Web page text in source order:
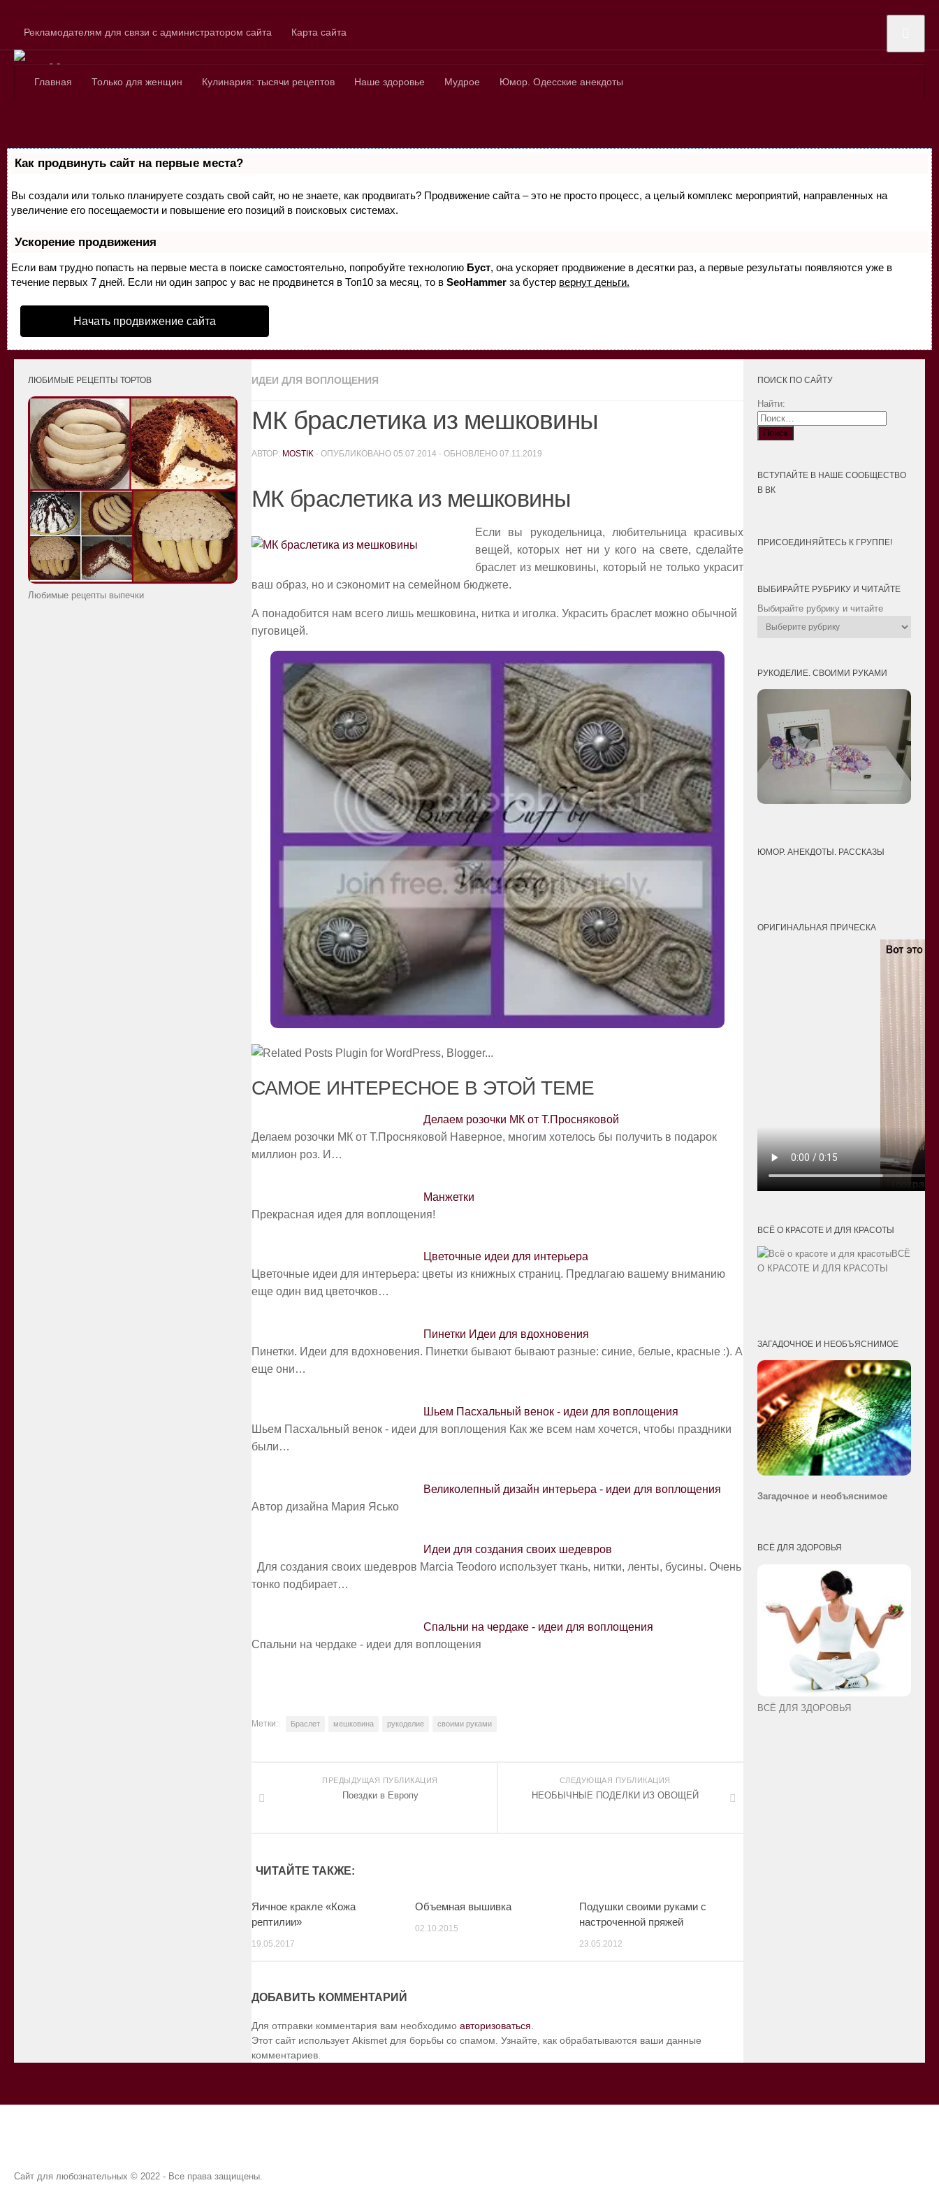
Рекламодателям для связи с администратором сайта Карта сайта
Сайт для любознательных
Главная Только для женщин Кулинария: тысячи рецептов Наше здоровье Мудрое Юмор. Одесские анекдоты
Как продвинуть сайт на первые места?
Вы создали или только планируете создать свой сайт, но не знаете, как продвигать? Продвижение сайта – это не просто процесс, а целый комплекс мероприятий, направленных на
увеличение его посещаемости и повышение его позиций в поисковых системах.
Ускорение продвижения
Если вам трудно попасть на первые места в поиске самостоятельно, попробуйте технологию Буст, она ускоряет продвижение в десятки раз, а первые результаты появляются уже в
течение первых 7 дней. Если ни один запрос у вас не продвинется в Топ10 за месяц, то в SeoHammer за бустер вернут деньги.
Начать продвижение сайта
ИДЕИ ДЛЯ ВОПЛОЩЕНИЯ
МК браслетика из мешковины
АВТОР: MOSTIK · ОПУБЛИКОВАНО 05.07.2014 · ОБНОВЛЕНО 07.11.2019
МК браслетика из мешковины
Если вы рукодельница, любительница красивых
вещей, которых нет ни у кого на свете, сделайте
браслет из мешковины, который не только украсит
ваш образ, но и сэкономит на семейном бюджете.
А понадобится нам всего лишь мешковина, нитка и иголка. Украсить браслет можно обычной
пуговицей.
САМОЕ ИНТЕРЕСНОЕ В ЭТОЙ ТЕМЕ
Делаем розочки МК от Т.Просняковой
Делаем розочки МК от Т.Просняковой Наверное, многим хотелось бы получить в подарок
миллион роз. И…
Манжетки
Прекрасная идея для воплощения!
Цветочные идеи для интерьера
Цветочные идеи для интерьера: цветы из книжных страниц. Предлагаю вашему вниманию
еще один вид цветочков…
Пинетки Идеи для вдохновения
Пинетки. Идеи для вдохновения. Пинетки бывают бывают разные: синие, белые, красные :). А
еще они…
Шьем Пасхальный венок - идеи для воплощения
Шьем Пасхальный венок - идеи для воплощения Как же всем нам хочется, чтобы праздники
были…
Великолепный дизайн интерьера - идеи для воплощения
Автор дизайна Мария Ясько
Идеи для создания своих шедевров
Для создания своих шедевров Marcia Teodoro использует ткань, нитки, ленты, бусины. Очень
тонко подбирает…
Спальни на чердаке - идеи для воплощения
Спальни на чердаке - идеи для воплощения
Метки: Браслет мешковина рукоделие своими руками
СЛЕДУЮЩАЯ ПУБЛИКАЦИЯ
НЕОБЫЧНЫЕ ПОДЕЛКИ ИЗ ОВОЩЕЙ
ПРЕДЫДУЩАЯ ПУБЛИКАЦИЯ
Поездки в Европу
ЧИТАЙТЕ ТАКЖЕ:
Яичное кракле «Кожа
рептилии»
19.05.2017
Объемная вышивка
02.10.2015
Подушки своими руками с
настроченной пряжей
23.05.2012
ДОБАВИТЬ КОММЕНТАРИЙ
Для отправки комментария вам необходимо авторизоваться.
Этот сайт использует Akismet для борьбы со спамом. Узнайте, как обрабатываются ваши данные
комментариев.
ЛЮБИМЫЕ РЕЦЕПТЫ ТОРТОВ
Любимые рецепты выпечки
ПОИСК ПО САЙТУ
Найти:
ВСТУПАЙТЕ В НАШЕ СООБЩЕСТВО
В ВК
ПРИСОЕДИНЯЙТЕСЬ К ГРУППЕ!
ВЫБИРАЙТЕ РУБРИКУ И ЧИТАЙТЕ
Выбирайте рубрику и читайте
РУКОДЕЛИЕ. СВОИМИ РУКАМИ
ЮМОР. АНЕКДОТЫ. РАССКАЗЫ
ОРИГИНАЛЬНАЯ ПРИЧЕСКА
ВСЁ О КРАСОТЕ И ДЛЯ КРАСОТЫ
ВСЁ
О КРАСОТЕ И ДЛЯ КРАСОТЫ
ЗАГАДОЧНОЕ И НЕОБЪЯСНИМОЕ
Загадочное и необъяснимое
ВСЁ ДЛЯ ЗДОРОВЬЯ
ВСЁ ДЛЯ ЗДОРОВЬЯ
Сайт для любознательных © 2022 - Все права защищены.